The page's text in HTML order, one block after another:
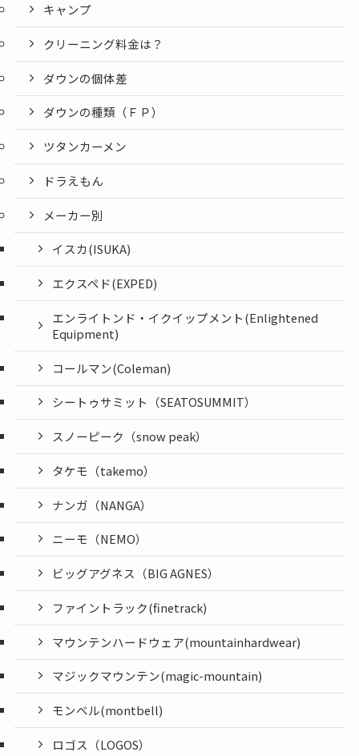
キャンプ
クリーニング料金は？
ダウンの個体差
ダウンの種類（ＦＰ）
ツタンカーメン
ドラえもん
メーカー別
イスカ(ISUKA)
エクスペド(EXPED)
エンライトンド・イクイップメント(Enlightened
Equipment)
コールマン(Coleman)
シートゥサミット（SEATOSUMMIT）
スノーピーク（snow peak）
タケモ（takemo）
ナンガ（NANGA）
ニーモ（NEMO）
ビッグアグネス（BIG AGNES）
ファイントラック(finetrack)
マウンテンハードウェア(mountainhardwear)
マジックマウンテン(magic-mountain)
モンベル(montbell)
ロゴス（LOGOS）